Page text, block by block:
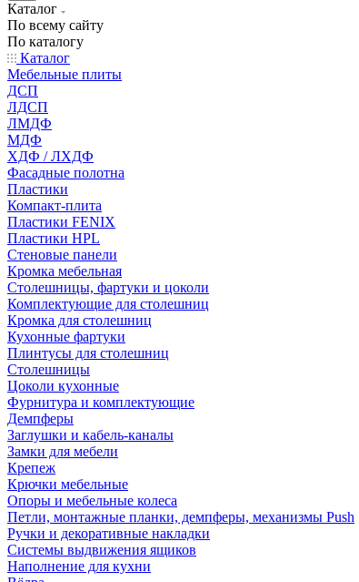
Каталог
По всему сайту
По каталогу
Каталог
Мебельные плиты
ДСП
ЛДСП
ЛМДФ
МДФ
ХДФ / ЛХДФ
Фасадные полотна
Пластики
Компакт-плита
Пластики FENIX
Пластики HPL
Стеновые панели
Кромка мебельная
Столешницы, фартуки и цоколи
Комплектующие для столешниц
Кромка для столешниц
Кухонные фартуки
Плинтусы для столешниц
Столешницы
Цоколи кухонные
Фурнитура и комплектующие
Демпферы
Заглушки и кабель-каналы
Замки для мебели
Крепеж
Крючки мебельные
Опоры и мебельные колеса
Петли, монтажные планки, демпферы, механизмы Push
Ручки и декоративные накладки
Системы выдвижения ящиков
Наполнение для кухни